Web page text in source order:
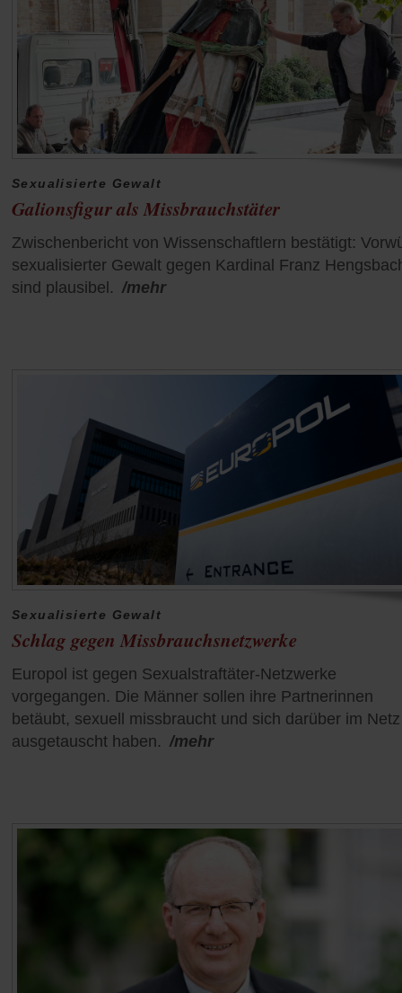
Sexualisierte Gewalt
Galionsfigur als Missbrauchstäter
Zwischenbericht von Wissenschaftlern bestätigt:
sexualisierter Gewalt gegen Kardinal Franz
sind plausibel. /mehr
Sexualisierte Gewalt
Schlag gegen Missbrauchsnetzwerke
Europol ist gegen Sexualstraftäter-Netzwerke
vorgegangen. Die Männer sollen ihre Partnerinnen
betäubt, sexuell missbraucht und sich darüber im Netz
ausgetauscht haben. /mehr